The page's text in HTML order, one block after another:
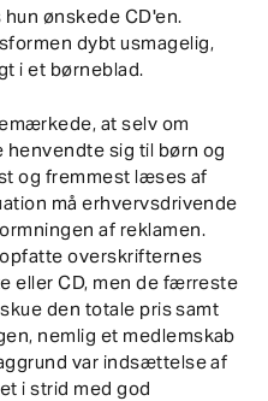
hun ønskede CD'en.
dybt usmagelig,
i et børneblad.
at selv om
sig til børn og
og fremmest læses af
må erhvervsdrivende
af reklamen.
overskrifternes
eller CD, men de færreste
den totale pris samt
nemlig et medlemskab
var indsættelse af
i strid med god